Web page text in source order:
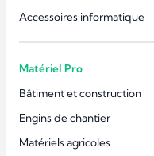
Accessoires informatique
Matériel Pro
Bâtiment et construction
Engins de chantier
Matériels agricoles